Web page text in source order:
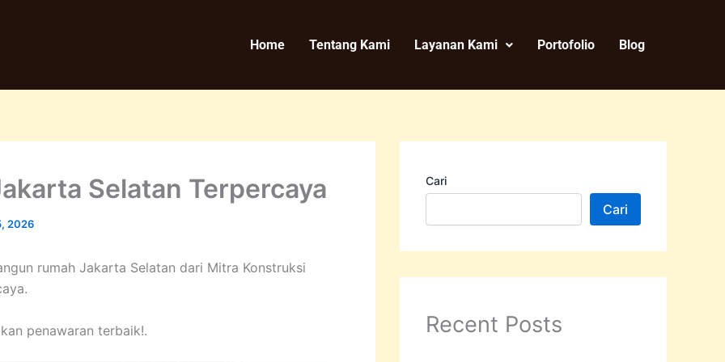
Home Tentang Kami Layanan Kami Portofolio Blog
Selatan Terpercaya
2026
rumah Jakarta Selatan dari Mitra Konstruksi
penawaran terbaik!.
Cari
Cari
Recent Posts